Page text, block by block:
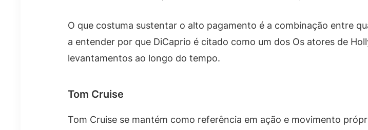
O que costuma sustentar o alto pagamento é a combinação entre
a entender por que DiCaprio é citado como um dos Os atores de
levantamentos ao longo do tempo.
Tom Cruise
Tom Cruise se mantém como referência em ação e movimento